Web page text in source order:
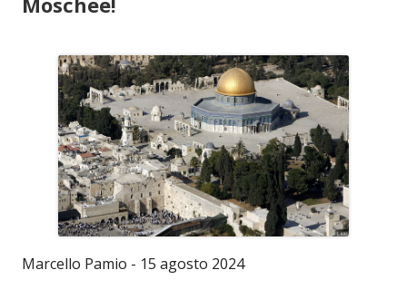
Marcello Pamio - 15 agosto 2024